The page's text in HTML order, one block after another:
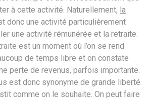
à cette activité. Naturellement, la
donc une activité particulièrement
une activité rémunérée et la retraite.
est un moment où l’on se rend
de temps libre et on constate
perte de revenus, parfois importante.
est donc synonyme de grande liberté.
comme on le souhaite. On peut faire